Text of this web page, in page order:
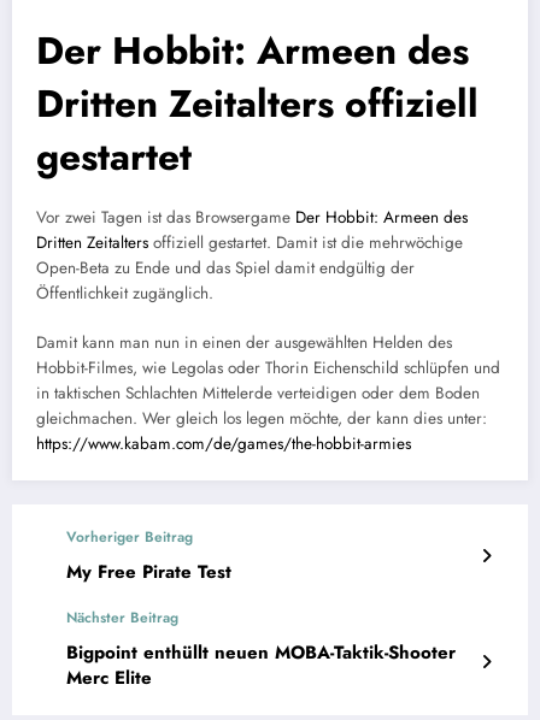
Der Hobbit: Armeen des
Dritten Zeitalters offiziell
gestartet
Vor zwei Tagen ist das Browsergame Der Hobbit: Armeen des
Dritten Zeitalters offiziell gestartet. Damit ist die mehrwöchige
Open-Beta zu Ende und das Spiel damit endgültig der
Öffentlichkeit zugänglich.
Damit kann man nun in einen der ausgewählten Helden des
Hobbit-Filmes, wie Legolas oder Thorin Eichenschild schlüpfen und
in taktischen Schlachten Mittelerde verteidigen oder dem Boden
gleichmachen. Wer gleich los legen möchte, der kann dies unter:
https://www.kabam.com/de/games/the-hobbit-armies
Vorheriger Beitrag
My Free Pirate Test
Nächster Beitrag
Bigpoint enthüllt neuen MOBA-Taktik-Shooter
Merc Elite